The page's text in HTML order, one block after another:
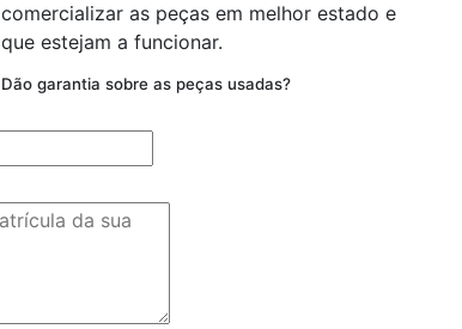
comercializar as peças em melhor estado e
que estejam a funcionar.
Dão garantia sobre as peças usadas?